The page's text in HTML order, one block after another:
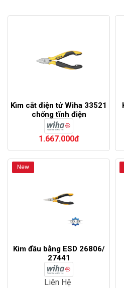
Kìm cắt điện tử Wiha 33521
chống tĩnh điện
1.667.000đ
New
Kìm đầu bằng ESD 26806/
27441
Liên Hệ